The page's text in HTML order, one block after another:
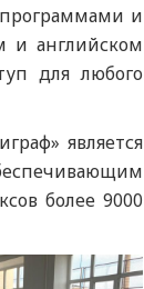
и
и английском
для любого
является
более 9000